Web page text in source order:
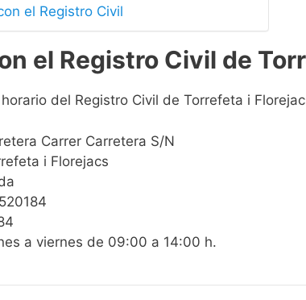
el Registro Civil
el Registro Civil de
del Registro Civil de Torrefeta i
Carrer Carretera S/N
i Florejacs
a viernes de 09:00 a 14:00 h.